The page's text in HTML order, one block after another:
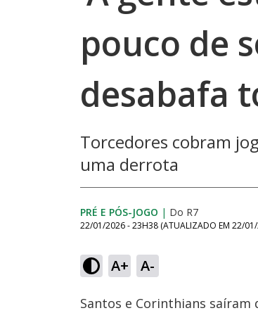
pouco de
desabafa
Torcedores cobram
uma derrota
PRÉ E PÓS-JOGO | Do R7
22/01/2026 - 23H38 (ATUALIZADO EM 22/
A+ A-
Ativar
Som
2.19%
Santos e Corinthians